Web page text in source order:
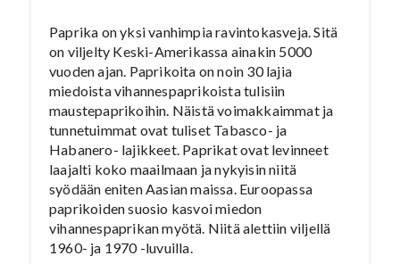
Paprika on yksi vanhimpia ravintokasveja. Sitä
on viljelty Keski-Amerikassa ainakin 5000
vuoden ajan. Paprikoita on noin 30 lajia
miedoista vihannespaprikoista tulisiin
maustepaprikoihin. Näistä voimakkaimmat ja
tunnetuimmat ovat tuliset Tabasco- ja
Habanero- lajikkeet. Paprikat ovat levinneet
laajalti koko maailmaan ja nykyisin niitä
syödään eniten Aasian maissa. Euroopassa
paprikoiden suosio kasvoi miedon
vihannespaprikan myötä. Niitä alettiin viljellä
1960- ja 1970 -luvuilla.